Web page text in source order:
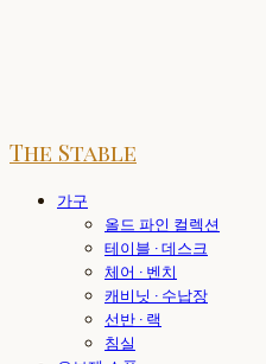
The Stable
가구
올드 파인 컬렉션
테이블 · 데스크
체어 · 벤치
캐비닛 · 수납장
선반 · 랙
침실